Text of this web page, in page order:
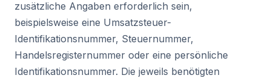
zusätzliche Angaben erforderlich sein,
beispielsweise eine Umsatzsteuer-
Identifikationsnummer, Steuernummer,
Handelsregisternummer oder eine persönliche
Identifikationsnummer. Die jeweils benötigten